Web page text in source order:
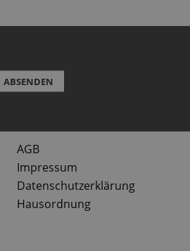
ABSENDEN
AGB
Impressum
Datenschutzerklärung
Hausordnung